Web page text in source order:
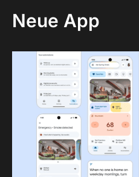
Neue App